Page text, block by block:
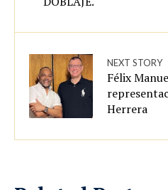
NEXT STORY
Félix
Herrera